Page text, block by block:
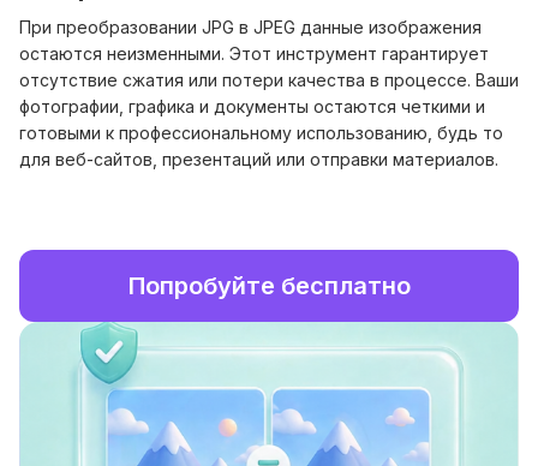
При преобразовании JPG в JPEG данные изображения
остаются неизменными. Этот инструмент гарантирует
отсутствие сжатия или потери качества в процессе. Ваши
фотографии, графика и документы остаются четкими и
готовыми к профессиональному использованию, будь то
для веб-сайтов, презентаций или отправки материалов.
Попробуйте бесплатно